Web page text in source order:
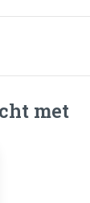
met